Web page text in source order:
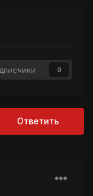
0
Ответить